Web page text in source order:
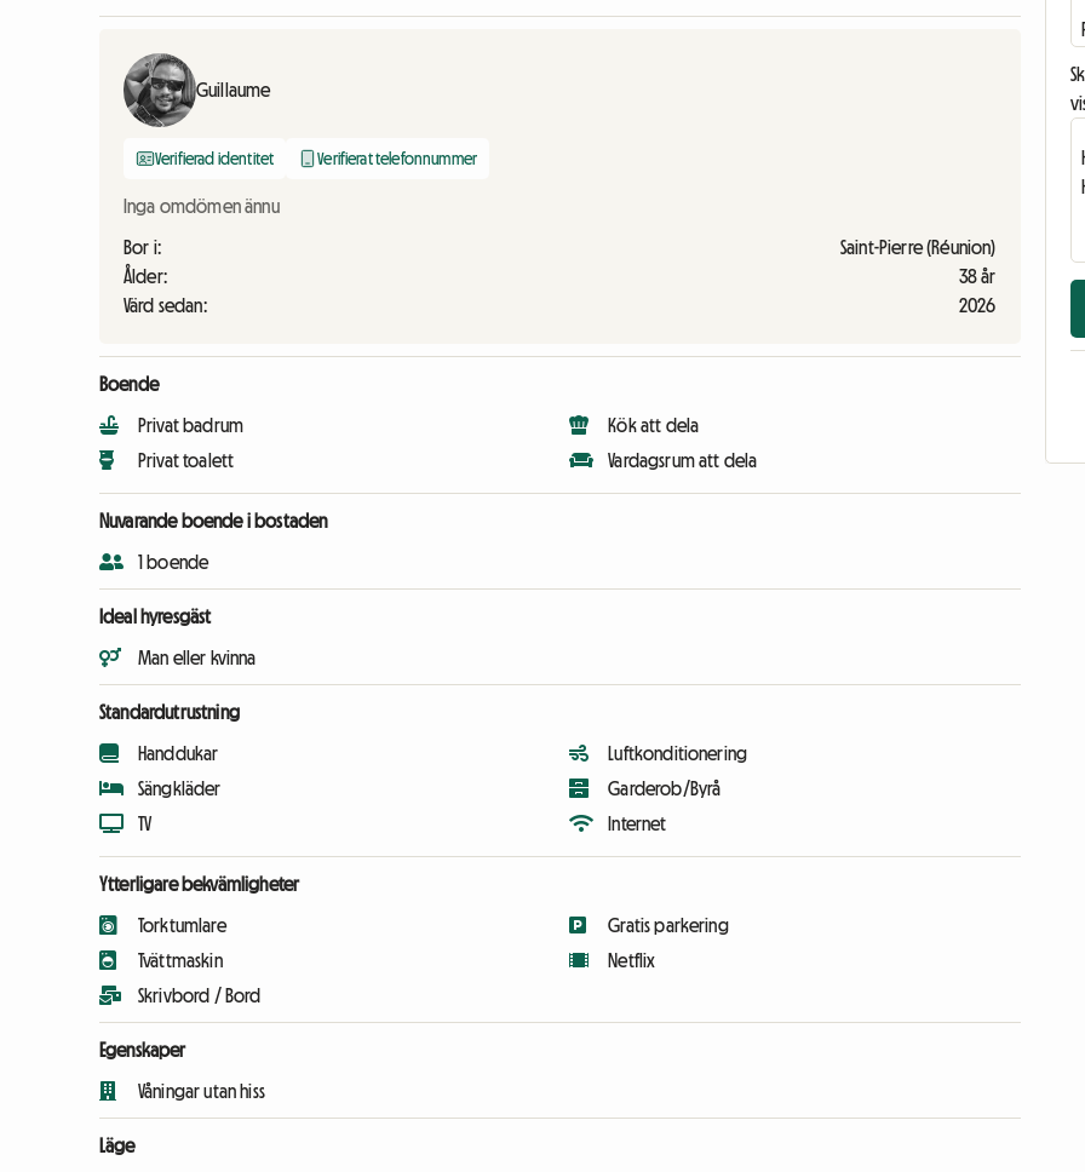
Guillaume
Verifierad identitet Verifierat telefonnummer
Inga omdömen ännu
Bor i:
Saint-Pierre (Réunion)
Ålder:
38 år
Värd sedan:
2026
Boende
Privat badrum
Privat toalett
Kök att dela
Vardagsrum att dela
Nuvarande boende i bostaden
1 boende
Ideal hyresgäst
Man eller kvinna
Standardutrustning
Handdukar
Sängkläder
TV
Luftkonditionering
Garderob/Byrå
Internet
Ytterligare bekvämligheter
Torktumlare
Tvättmaskin
Skrivbord / Bord
Gratis parkering
Netflix
Egenskaper
Våningar utan hiss
Läge